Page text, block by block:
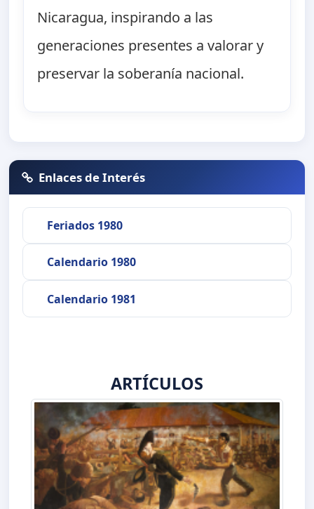
Nicaragua, inspirando a las
generaciones presentes a valorar y
preservar la soberanía nacional.
Enlaces de Interés
Feriados 1980
Calendario 1980
Calendario 1981
ARTÍCULOS